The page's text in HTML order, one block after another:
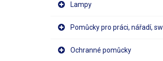
Lampy
Pomůcky pro práci, nářadí, sw
Ochranné pomůcky